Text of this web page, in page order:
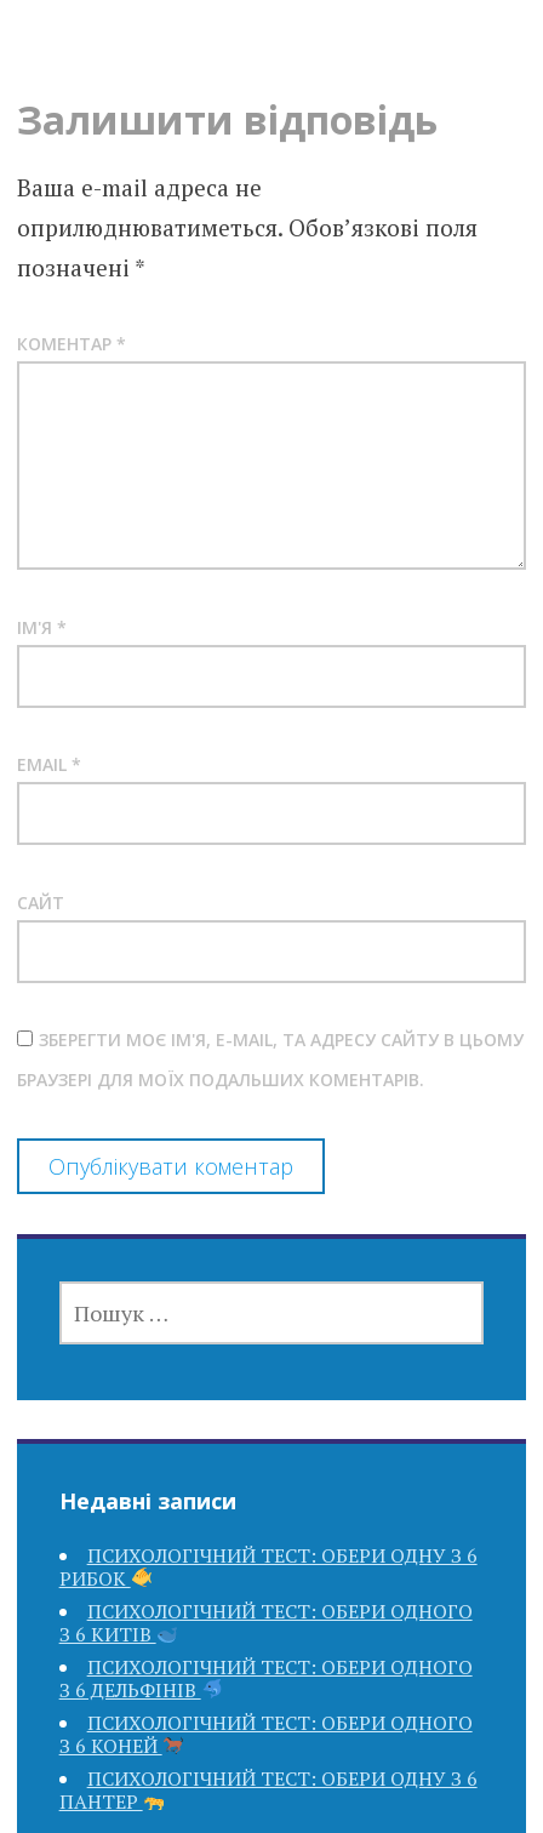
Залишити відповідь
Ваша e-mail адреса не
оприлюднюватиметься. Обов’язкові поля
позначені *
КОМЕНТАР *
ІМ'Я *
EMAIL *
САЙТ
ЗБЕРЕГТИ МОЄ ІМ'Я, E-MAIL, ТА АДРЕСУ САЙТУ В ЦЬОМУ
БРАУЗЕРІ ДЛЯ МОЇХ ПОДАЛЬШИХ КОМЕНТАРІВ.
Недавні записи
ПСИХОЛОГІЧНИЙ ТЕСТ: ОБЕРИ ОДНУ З 6
РИБОК
ПСИХОЛОГІЧНИЙ ТЕСТ: ОБЕРИ ОДНОГО
З 6 КИТІВ
ПСИХОЛОГІЧНИЙ ТЕСТ: ОБЕРИ ОДНОГО
З 6 ДЕЛЬФІНІВ
ПСИХОЛОГІЧНИЙ ТЕСТ: ОБЕРИ ОДНОГО
З 6 КОНЕЙ
ПСИХОЛОГІЧНИЙ ТЕСТ: ОБЕРИ ОДНУ З 6
ПАНТЕР